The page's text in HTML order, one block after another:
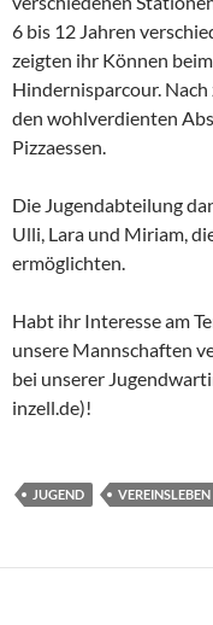
6 bis 12 Jahren
zeigten ihr Können
Hindernisparcour. Nach
den wohlverdienten
Pizzaessen.
Die Jugendabteilung
Ulli, Lara und Miriam,
ermöglichten.
Habt ihr Interesse am
unsere Mannschaften
bei unserer
inzell.de)!
JUGEND VEREINSLEBEN